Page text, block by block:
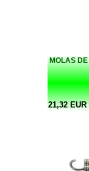
MOLAS
21,32